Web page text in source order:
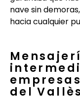
nave sin
hacia cualquier
del Vallès